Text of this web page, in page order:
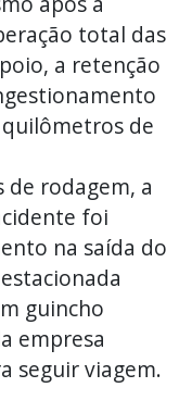
total das
a retenção
de
de rodagem, a
foi
na saída do
guincho
empresa
seguir viagem.